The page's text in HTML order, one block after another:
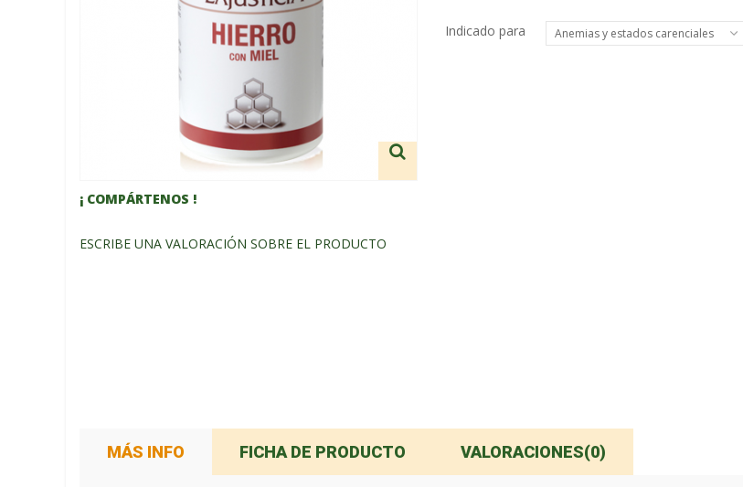
¡ COMPÁRTENOS !
ESCRIBE UNA VALORACIÓN SOBRE EL PRODUCTO
Indicado para Anemias y estados carenciales
MÁS INFO FICHA DE PRODUCTO VALORACIONES(0)